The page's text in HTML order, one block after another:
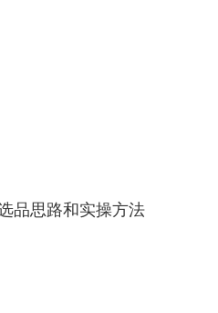
品思路和实操方法